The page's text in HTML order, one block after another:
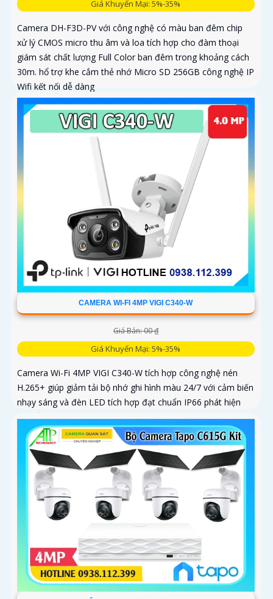
Giá Khuyến Mại: 5%-35%
Camera DH-F3D-PV với công nghệ có màu ban đêm chip
xử lý CMOS micro thu âm và loa tích hợp cho đàm thoại
giám sát chất lượng Full Color ban đêm trong khoảng cách
30m. hổ trợ khe cắm thẻ nhớ Micro SD 256GB công nghệ IP
Wifi kết nối dễ dàng
CAMERA WI-FI 4MP VIGI C340-W
Giá Bán: 00 ₫
Giá Khuyến Mại: 5%-35%
Camera Wi-Fi 4MP VIGI C340-W tích hợp công nghệ nén
H.265+ giúp giảm tải bộ nhớ ghi hình màu 24/7 với cảm biến
nhạy sáng và đèn LED tích hợp đạt chuẩn IP66 phát hiện
chuyển động phát hiện con người vượt ranh giới xâm nhập
giả mạo kiểm soát toàn bộ từ xa bằng VIGI App